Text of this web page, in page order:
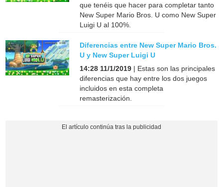
que tenéis que hacer para completar tanto
New Super Mario Bros. U como New Super
Luigi U al 100%.
Diferencias entre New Super Mario Bros.
U y New Super Luigi U
14:28 11/1/2019 | Estas son las principales
diferencias que hay entre los dos juegos
incluidos en esta completa
remasterización.